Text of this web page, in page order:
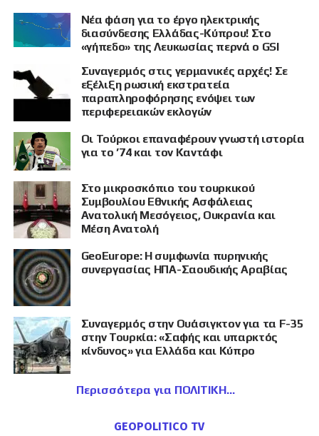
Νέα φάση για το έργο ηλεκτρικής
διασύνδεσης Ελλάδας-Κύπρου! Στο
«γήπεδο» της Λευκωσίας περνά ο GSI
Συναγερμός στις γερμανικές αρχές! Σε
εξέλιξη ρωσική εκστρατεία
παραπληροφόρησης ενόψει των
περιφερειακών εκλογών
Οι Τούρκοι επαναφέρουν γνωστή ιστορία
για το ’74 και τον Καντάφι
Στο μικροσκόπιο του τουρκικού
Συμβουλίου Εθνικής Ασφάλειας
Ανατολική Μεσόγειος, Ουκρανία και
Μέση Ανατολή
GeoEurope: Η συμφωνία πυρηνικής
συνεργασίας ΗΠΑ-Σαουδικής Αραβίας
Συναγερμός στην Ουάσιγκτον για τα F-35
στην Τουρκία: «Σαφής και υπαρκτός
κίνδυνος» για Ελλάδα και Κύπρο
Περισσότερα για ΠΟΛΙΤΙΚΗ
GEOPOLITICO TV